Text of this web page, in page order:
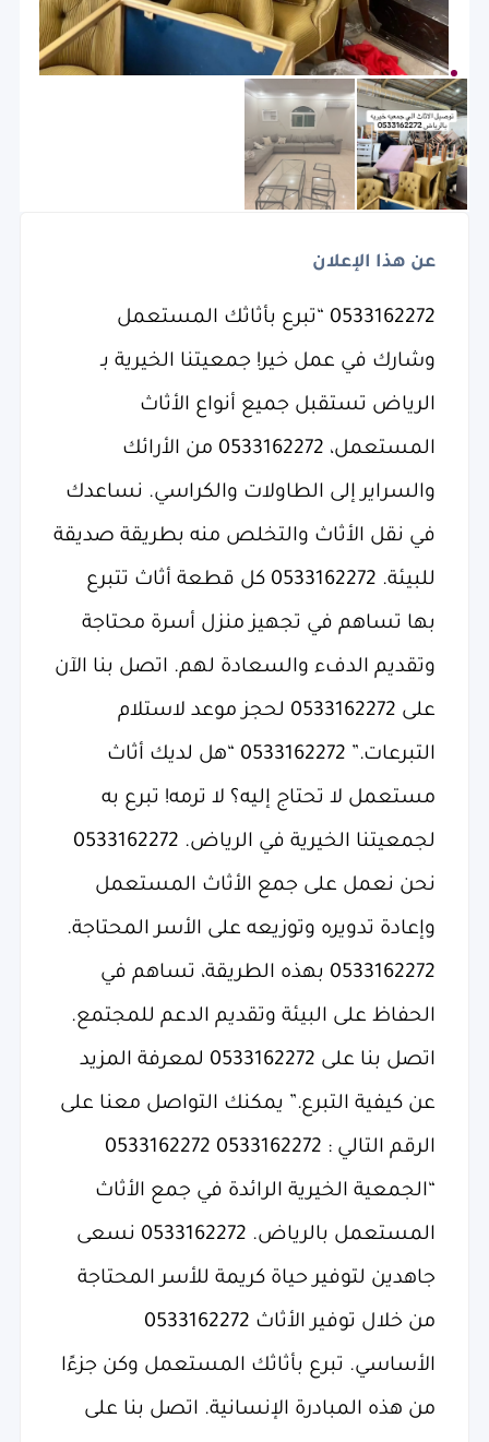
عن هذا الإعلان
0533162272 “تبرع بأثاثك المستعمل
وشارك في عمل خير! جمعيتنا الخيرية بـ
الرياض تستقبل جميع أنواع الأثاث
المستعمل، 0533162272 من الأرائك
والسراير إلى الطاولات والكراسي. نساعدك
في نقل الأثاث والتخلص منه بطريقة صديقة
للبيئة. 0533162272 كل قطعة أثاث تتبرع
بها تساهم في تجهيز منزل أسرة محتاجة
وتقديم الدفء والسعادة لهم. اتصل بنا الآن
على 0533162272 لحجز موعد لاستلام
التبرعات.” 0533162272 “هل لديك أثاث
مستعمل لا تحتاج إليه؟ لا ترمه! تبرع به
لجمعيتنا الخيرية في الرياض. 0533162272
نحن نعمل على جمع الأثاث المستعمل
وإعادة تدويره وتوزيعه على الأسر المحتاجة.
0533162272 بهذه الطريقة، تساهم في
الحفاظ على البيئة وتقديم الدعم للمجتمع.
اتصل بنا على 0533162272 لمعرفة المزيد
عن كيفية التبرع.” يمكنك التواصل معنا على
الرقم التالي : 0533162272 0533162272
“الجمعية الخيرية الرائدة في جمع الأثاث
المستعمل بالرياض. 0533162272 نسعى
جاهدين لتوفير حياة كريمة للأسر المحتاجة
من خلال توفير الأثاث 0533162272
الأساسي. تبرع بأثاثك المستعمل وكن جزءًا
من هذه المبادرة الإنسانية. اتصل بنا على